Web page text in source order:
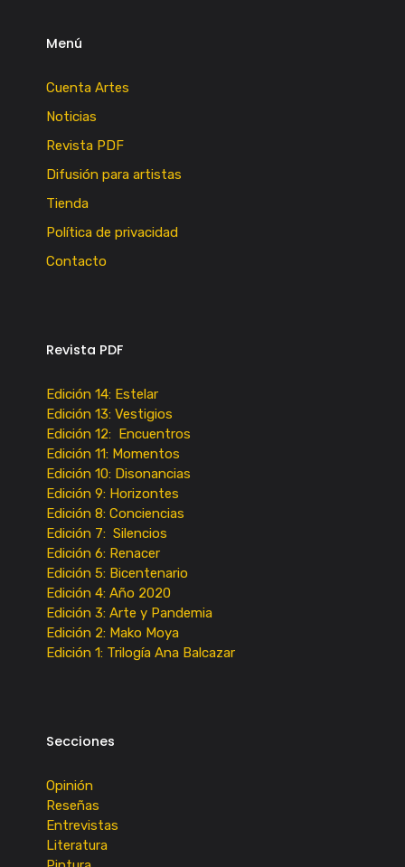
Menú
Cuenta Artes
Noticias
Revista PDF
Difusión para artistas
Tienda
Política de privacidad
Contacto
Revista PDF
Edición 14: Estelar
Edición 13: Vestigios
Edición 12: Encuentros
Edición 11: Momentos
Edición 10: Disonancias
Edición 9: Horizontes
Edición 8: Conciencias
Edición 7: Silencios
Edición 6: Renacer
Edición 5: Bicentenario
Edición 4: Año 2020
Edición 3: Arte y Pandemia
Edición 2: Mako Moya
Edición 1: Trilogía Ana Balcazar
Secciones
Opinión
Reseñas
Entrevistas
Literatura